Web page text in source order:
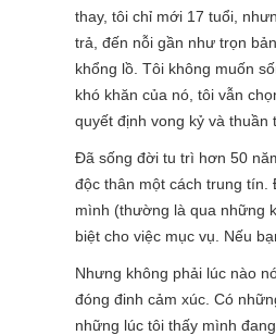
thay, tôi chỉ mới 17 tuổi,
trả, đến nỗi gần như trọn
khổng lồ. Tôi không muốn
khó khăn của nó, tôi vẫn
quyết định vong kỷ và thuần
Đã sống đời tu trì hơn 50
độc thân một cách trung tín.
mình (thường là qua những
biệt cho việc mục vụ. Nếu
Nhưng không phải lúc nào
đóng đinh cảm xúc. Có
những lúc tôi thấy mình